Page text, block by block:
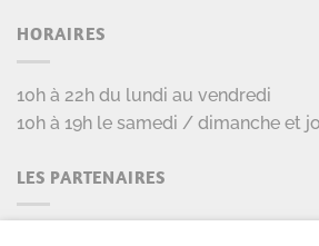
HORAIRES
10h à 22h du lundi au vendredi
10h à 19h le samedi / dimanche et
LES PARTENAIRES